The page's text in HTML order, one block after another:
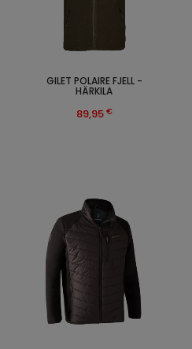
GILET POLAIRE FJELL -
HÄRKILA
89,95 €